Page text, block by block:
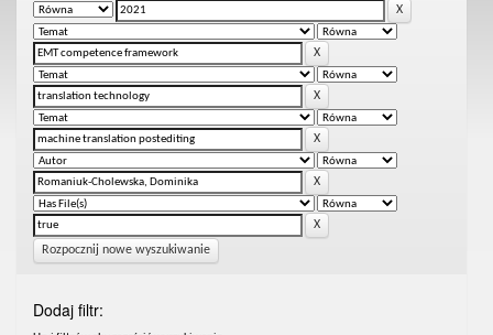
Rozpocznij nowe wyszukiwanie
Dodaj filtr: